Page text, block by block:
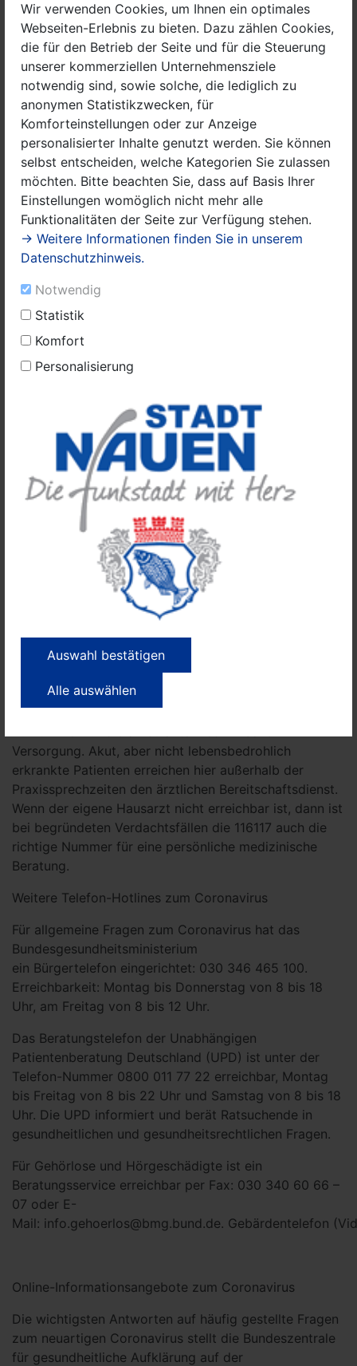
Wir verwenden Cookies, um Ihnen ein optimales
Webseiten-Erlebnis zu bieten. Dazu zählen Cookies,
die für den Betrieb der Seite und für die Steuerung
unserer kommerziellen Unternehmensziele
notwendig sind, sowie solche, die lediglich zu
anonymen Statistikzwecken, für
Komforteinstellungen oder zur Anzeige
personalisierter Inhalte genutzt werden. Sie können
selbst entscheiden, welche Kategorien Sie zulassen
möchten. Bitte beachten Sie, dass auf Basis Ihrer
Einstellungen womöglich nicht mehr alle
Funktionalitäten der Seite zur Verfügung stehen.
→ Weitere Informationen finden Sie in unserem
Datenschutzhinweis.
Notwendig
Statistik
Komfort
Personalisierung
Auswahl bestätigen
Alle auswählen
zu den Maßnahmen des Landes zur Eindämmung der
Virus-Ausbreitung erhalten. Das Bürgertelefon unter
der Nummer 0331-866 5050 ist montags bis freitags
von 9.00 bis 17.00 Uhr erreichbar. Die Servicezeiten
werden künftig ausgeweitet.
Wichtiger Hinweis: Am Bürgertelefon
kann keine medizinische Beratung zum Coronavirus
stattfinden. Bei Fragen zu einer möglichen Infektion
müssen Bürgerinnen und Bürger ihre Hausärztin oder
ihren Hausarzt kontaktieren. Besuche von Arztpraxen
oder Krankenhäusern sollten in den jeweiligen
Einrichtungen telefonisch angekündigt werden.
ein erstes Bürgertelefon beim Landesamt für
Arbeitsschutz, Verbraucherschutz und
zur neuen Rufnummer umgeleitet.
auch dabei helfen, die richtigen Ansprechpartnerinnen
und Ansprechpartner für spezielle Fragen im Land zu
finden. So gibt es im Bildungsministerium eine Hotline
für Fragen von Eltern zur Notbetreuung in Kitas und
Horten. Und in Abstimmung mit dem Wirtschafts- und
Arbeitsministerium hat die Wirtschaftsförderung Land
Brandenburg GmbH eine telefonische Anlaufstelle
eingerichtet.
Viele Gesundheitsämter der Landkreise und kreisfreien
Städte haben ebenfalls Bürgertelefone für Fragen zum
Coronavirus eingerichtet.
In medizinischen Fragen können sich Bürgerinnen und
Bürger weiterhin u.a. beim Patientenservice der
Kassenärztlichen Vereinigung Brandenburg
(KVBB) unter der Rufnummer 116117 informieren. Das
ist bundesweit rund um die Uhr die zentrale
Versorgung. Akut, aber nicht lebensbedrohlich
erkrankte Patienten erreichen hier außerhalb der
Praxissprechzeiten den ärztlichen Bereitschaftsdienst.
Wenn der eigene Hausarzt nicht erreichbar ist, dann ist
bei begründeten Verdachtsfällen die 116117 auch die
richtige Nummer für eine persönliche medizinische
Beratung.
Weitere Telefon-Hotlines zum Coronavirus
Für allgemeine Fragen zum Coronavirus hat das
Bundesgesundheitsministerium
ein Bürgertelefon eingerichtet: 030 346 465 100.
Erreichbarkeit: Montag bis Donnerstag von 8 bis 18
Uhr, am Freitag von 8 bis 12 Uhr.
Das Beratungstelefon der Unabhängigen
Patientenberatung Deutschland (UPD) ist unter der
Telefon-Nummer 0800 011 77 22 erreichbar, Montag
bis Freitag von 8 bis 22 Uhr und Samstag von 8 bis 18
Uhr. Die UPD informiert und berät Ratsuchende in
gesundheitlichen und gesundheitsrechtlichen Fragen.
Für Gehörlose und Hörgeschädigte ist ein
Beratungsservice erreichbar per Fax: 030 340 60 66 –
07 oder E-
Mail: info.gehoerlos@bmg.bund.de. Gebärdentelefon
Online-Informationsangebote zum Coronavirus
Die wichtigsten Antworten auf häufig gestellte Fragen
zum neuartigen Coronavirus stellt die Bundeszentrale
für gesundheitliche Aufklärung auf der